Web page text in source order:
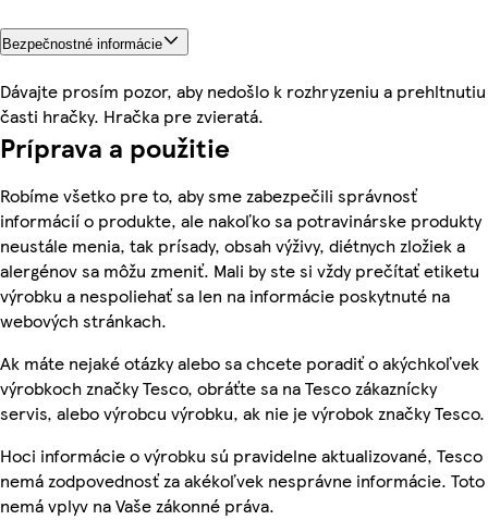
Bezpečnostné informácie
Dávajte prosím pozor, aby nedošlo k rozhryzeniu a prehltnutiu
časti hračky. Hračka pre zvieratá.
Príprava a použitie
Robíme všetko pre to, aby sme zabezpečili správnosť
informácií o produkte, ale nakoľko sa potravinárske produkty
neustále menia, tak prísady, obsah výživy, diétnych zložiek a
alergénov sa môžu zmeniť. Mali by ste si vždy prečítať etiketu
výrobku a nespoliehať sa len na informácie poskytnuté na
webových stránkach.
Ak máte nejaké otázky alebo sa chcete poradiť o akýchkoľvek
výrobkoch značky Tesco, obráťte sa na Tesco zákaznícky
servis, alebo výrobcu výrobku, ak nie je výrobok značky Tesco.
Hoci informácie o výrobku sú pravidelne aktualizované, Tesco
nemá zodpovednosť za akékoľvek nesprávne informácie. Toto
nemá vplyv na Vaše zákonné práva.